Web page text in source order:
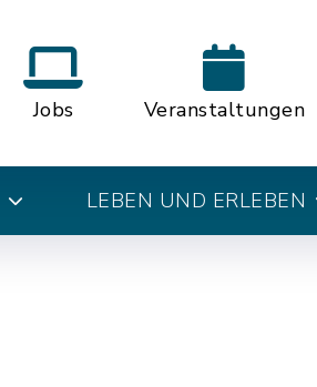
Jobs Veranstaltungen
LEBEN UND ERLEBEN